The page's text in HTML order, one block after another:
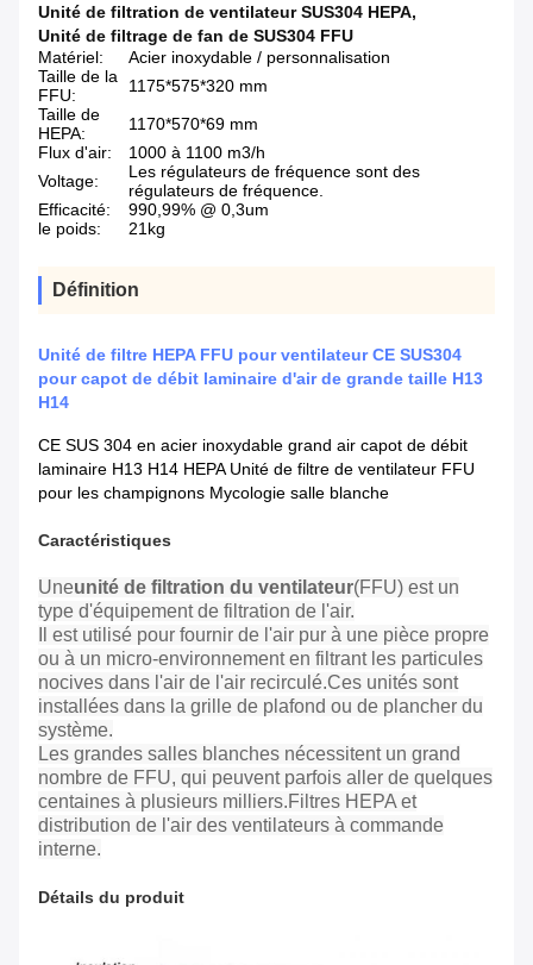
Unité de filtration de ventilateur SUS304 HEPA,
Unité de filtrage de fan de SUS304 FFU
Matériel:
Acier inoxydable / personnalisation
Taille de la
FFU:
1175*575*320 mm
Taille de
HEPA:
1170*570*69 mm
Flux d'air:
1000 à 1100 m3/h
Voltage:
Les régulateurs de fréquence sont des
régulateurs de fréquence.
Efficacité:
990,99% @ 0,3um
le poids:
21kg
Définition
Unité de filtre HEPA FFU pour ventilateur CE SUS304
pour capot de débit laminaire d'air de grande taille H13
H14
CE SUS 304 en acier inoxydable grand air capot de débit
laminaire H13 H14 HEPA Unité de filtre de ventilateur FFU
pour les champignons Mycologie salle blanche
Caractéristiques
Uneunité de filtration du ventilateur(FFU) est un
type d'équipement de filtration de l'air.
Il est utilisé pour fournir de l'air pur à une pièce propre
ou à un micro-environnement en filtrant les particules
nocives dans l'air de l'air recirculé.Ces unités sont
installées dans la grille de plafond ou de plancher du
système.
Les grandes salles blanches nécessitent un grand
nombre de FFU, qui peuvent parfois aller de quelques
centaines à plusieurs milliers.Filtres HEPA et
distribution de l'air des ventilateurs à commande
interne.
Détails du produit